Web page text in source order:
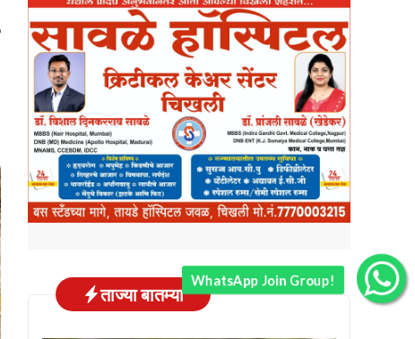
ताज्या बातम्या
WhatsApp Join Group!